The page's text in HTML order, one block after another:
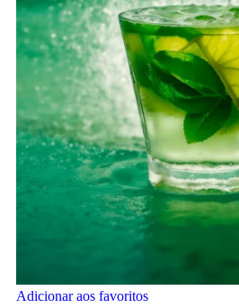
Adicionar aos favoritos